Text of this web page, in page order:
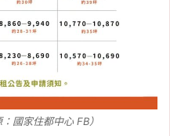
國家住都中心 FB）